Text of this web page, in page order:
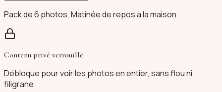
Pack de 6 photos. Matinée de repos à la maison
Contenu privé verrouillé
Débloque pour voir les photos en entier, sans flou ni
filigrane.